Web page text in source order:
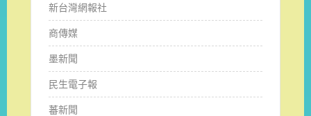
新台灣網報社
商傳媒
墨新聞
民生電子報
蕃新聞